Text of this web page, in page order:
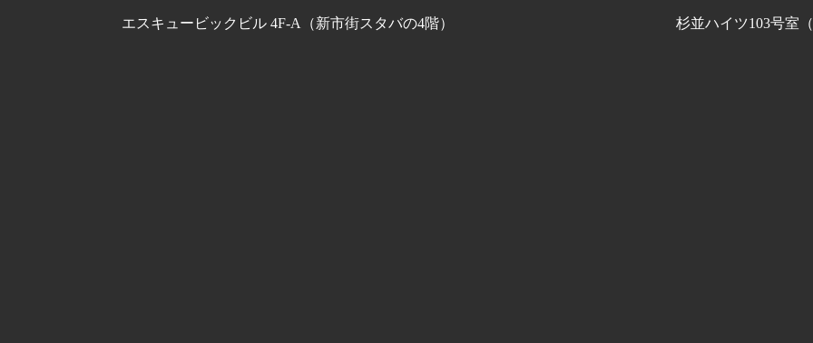
エスキュービックビル 4F-A（新市街スタバの4階） 杉並ハイツ103号室